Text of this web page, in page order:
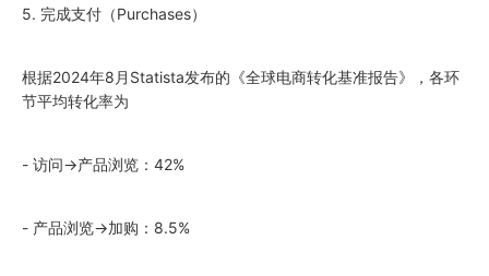
5. 完成支付（Purchases）
根据2024年8月Statista发布的《全球电商转化基准报告》，各环
节平均转化率为
- 访问→产品浏览：42%
- 产品浏览→加购：8.5%